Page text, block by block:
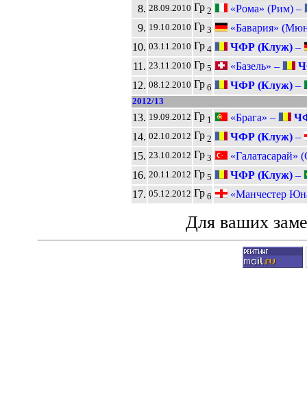
8. 28.09.2010 Гр2
«Рома» (Рим) –
9. 19.10.2010 Гр3
«Бавария»
10. 03.11.2010 Гр4 ЧФР (Клуж)–
11. 23.11.2010 Гр5 «Базель» –
12. 08.12.2010 Гр6 ЧФР (Клуж)–
2012/13
13. 19.09.2012 Гр1 «Брага» –
14. 02.10.2012 Гр2 ЧФР (Клуж)–
15. 23.10.2012 Гр3
«Галатасарай»
16. 20.11.2012 Гр5 ЧФР (Клуж)–
17. 05.12.2012 Гр6 «Манчестер
Для ваших